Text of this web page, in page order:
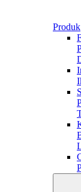
Produk